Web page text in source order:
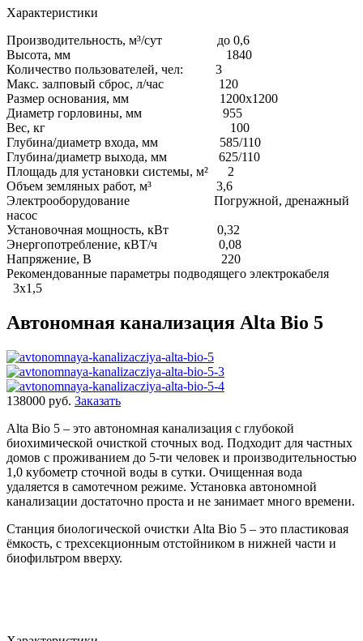
Характеристики
Производительность, м³/сут до 0,6
Высота, мм 1840
Количество пользователей, чел: 3
Макс. залповый сброс, л/час 120
Размер основания, мм 1200х1200
Диаметр горловины, мм 955
Вес, кг 100
Глубина/диаметр входа, мм 585/110
Глубина/диаметр выхода, мм 625/110
Площадь для установки системы, м² 2
Объем земляных работ, м³ 3,6
Электрооборудование Погружной, дренажный
насос
Установочная мощность, кВт 0,32
Энергопотребление, кВТ/ч 0,08
Напряжение, В 220
Рекомендованные параметры подводящего электрокабеля
3х1,5
Автономная канализация Alta Bio 5
138000 руб. Заказать
Alta Bio 5 – это автономная канализация с глубокой
биохимической очисткой сточных вод. Подходит для частных
домов с проживанием до 5-ти человек и производительностью
1,0 кубометр сточной воды в сутки. Очищенная вода
удаляется в самотечном режиме. Установка автономной
канализации достаточно проста и не занимает много времени.
Станция биологической очистки Alta Bio 5 – это пластиковая
ёмкость, с трехсекционным отстойником в нижней части и
биофильтром вверху.